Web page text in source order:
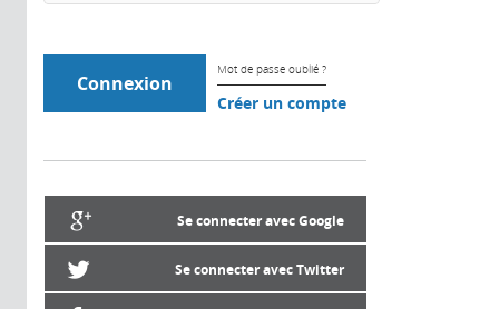
Mot de passe oublié ?
Créer un compte
Se connecter avec Google
Se connecter avec Twitter